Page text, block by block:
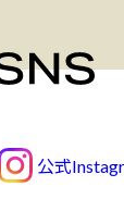
公式